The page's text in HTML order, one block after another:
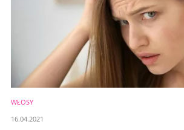
WŁOSY
16.04.2021